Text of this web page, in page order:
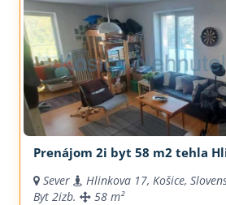
Prenájom 2i byt 58 m2 tehla
Sever
Hlinkova 17, Košice,
Byt 2izb. 58 m²